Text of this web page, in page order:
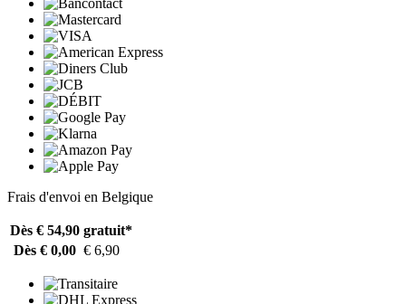
Frais d'envoi en Belgique
Dès € 54,90 gratuit*
Dès € 0,00 € 6,90